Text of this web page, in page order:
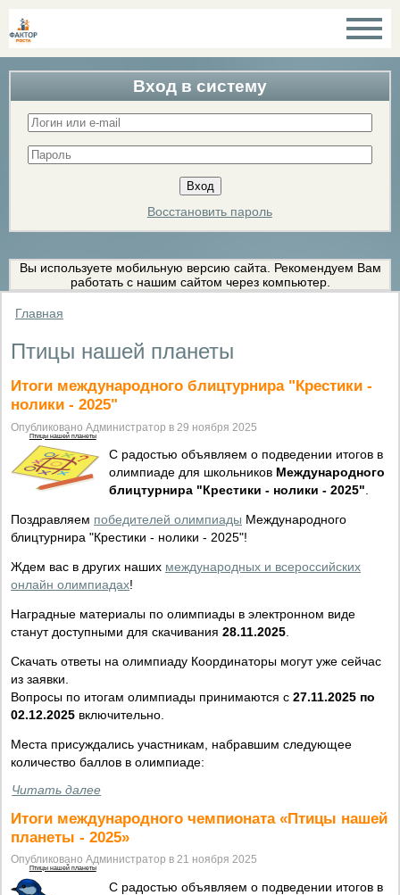
Вход в систему
Восстановить пароль
Вы используете мобильную версию сайта. Рекомендуем Вам
работать с нашим сайтом через компьютер.
Главная
Птицы нашей планеты
Итоги международного блицтурнира "Крестики -
нолики - 2025"
Опубликовано Администратор в 29 ноября 2025
Птицы нашей планеты
С радостью объявляем о подведении итогов в
олимпиаде для школьников Международного
блицтурнира "Крестики - нолики - 2025"
Поздравляем победителей олимпиады Международного
блицтурнира "Крестики - нолики - 2025"!
Ждем вас в других наших международных и всероссийских
онлайн олимпиадах!
Наградные материалы по олимпиады в электронном виде
станут доступными для скачивания 28.11.2025
Скачать ответы на олимпиаду Координаторы могут уже сейчас
из заявки.
Вопросы по итогам олимпиады принимаются с 27.11.2025 по
02.12.2025 включительно.
Места присуждались участникам, набравшим следующее
количество баллов в олимпиаде:
Читать далее
Итоги международного чемпионата «Птицы нашей
планеты - 2025»
Опубликовано Администратор в 21 ноября 2025
Птицы нашей планеты
С радостью объявляем о подведении итогов в